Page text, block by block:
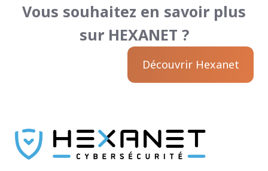
Vous souhaitez en savoir plus
sur HEXANET ?
Découvrir Hexanet